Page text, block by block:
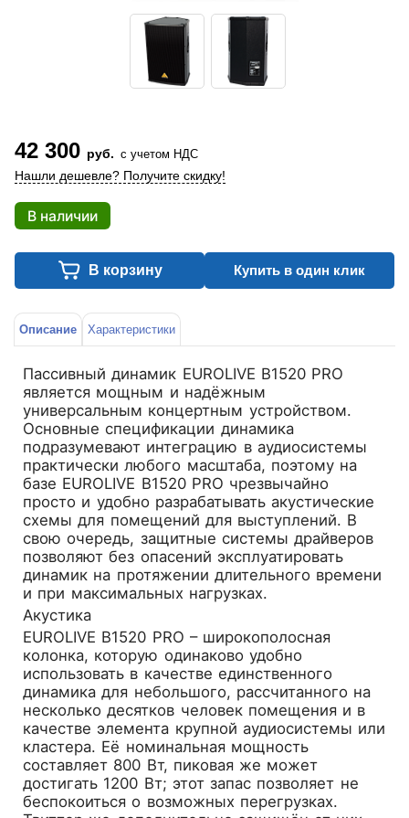
42 300 руб. с учетом НДС
Нашли дешевле? Получите скидку!
В наличии
В корзину Купить в один клик
Описание Характеристики
Пассивный динамик EUROLIVE B1520 PRO
является мощным и надёжным
универсальным концертным устройством.
Основные спецификации динамика
подразумевают интеграцию в аудиосистемы
практически любого масштаба, поэтому на
базе EUROLIVE B1520 PRO чрезвычайно
просто и удобно разрабатывать акустические
схемы для помещений для выступлений. В
свою очередь, защитные системы драйверов
позволяют без опасений эксплуатировать
динамик на протяжении длительного времени
и при максимальных нагрузках.
Акустика
EUROLIVE B1520 PRO – широкополосная
колонка, которую одинаково удобно
использовать в качестве единственного
динамика для небольшого, рассчитанного на
несколько десятков человек помещения и в
качестве элемента крупной аудиосистемы или
кластера. Её номинальная мощность
составляет 800 Вт, пиковая же может
достигать 1200 Вт; этот запас позволяет не
беспокоиться о возможных перегрузках.